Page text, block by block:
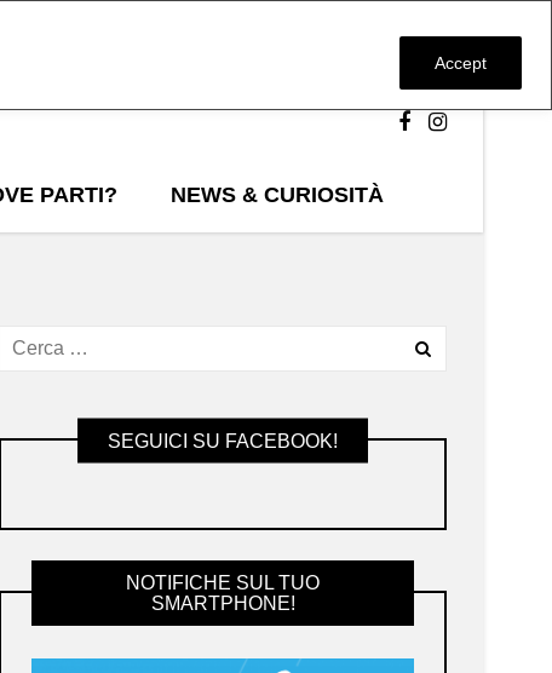
Accept
PARTI? NEWS & CURIOSITÀ
SEGUICI SU FACEBOOK!
NOTIFICHE SUL TUO
SMARTPHONE!